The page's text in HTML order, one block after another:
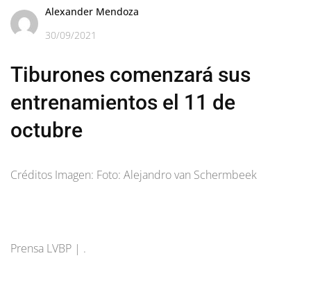
Alexander Mendoza
30/09/2021
Tiburones comenzará sus
entrenamientos el 11 de
octubre
Créditos Imagen: Foto: Alejandro van Schermbeek
Prensa LVBP | .